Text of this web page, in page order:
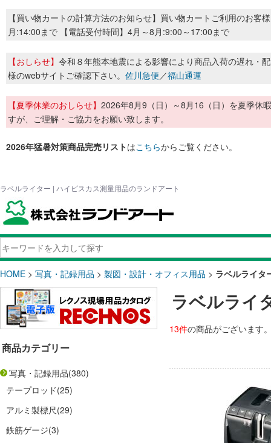
【買い物カートの計算方法のお知らせ】買い物カートご利用のお客
月:14:00まで 【電話受付時間】4月～8月:9:00～17:00まで
【おしらせ】 令和８年熊本地震による影響により商品入荷の遅れ・
様のwebサイトご確認下さい。 佐川急便／福山通運
【夏季休業のおしらせ】 2026年8月9（日）～8月16（日）を夏季休
すが、ご理解・ご協力をお願い致します。
2026年猛暑対策商品完売リストはこちらからご覧ください。
ラベルライター | ハイビスカス測量用品のランドアート
HOME > 写真・記録用品 > 製図・設計・オフィス用品 > ラベルライタ
商品カテゴリー
写真・記録用品(380)
テープロッド(25)
アルミ製標尺(29)
鉄筋ゲージ(3)
ラベルライ
13件の商品がございます